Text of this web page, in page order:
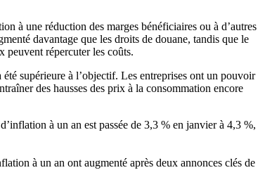
à une réduction des marges bénéficiaires ou à d’autres
davantage que les droits de douane, tandis que le
peuvent répercuter les coûts.
supérieure à l’objectif. Les entreprises ont un pouvoir
des hausses des prix à la consommation encore
à un an est passée de 3,3 % en janvier à 4,3 %,
à un an ont augmenté après deux annonces clés de